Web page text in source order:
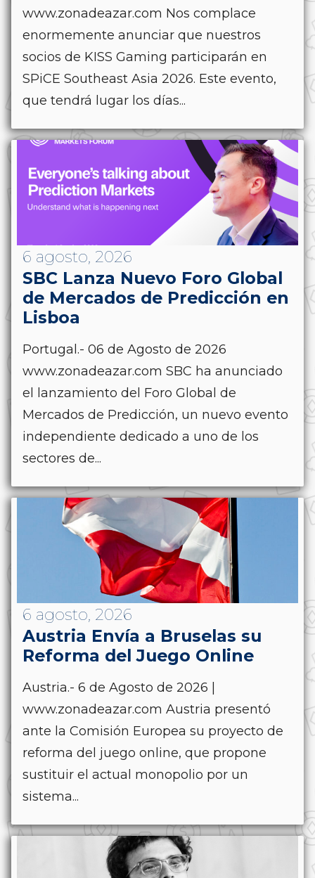
www.zonadeazar.com Nos complace
enormemente anunciar que nuestros
socios de KISS Gaming participarán en
SPiCE Southeast Asia 2026. Este evento,
que tendrá lugar los días...
6 agosto, 2026
SBC Lanza Nuevo Foro Global
de Mercados de Predicción en
Lisboa
Portugal.- 06 de Agosto de 2026
www.zonadeazar.com SBC ha anunciado
el lanzamiento del Foro Global de
Mercados de Predicción, un nuevo evento
independiente dedicado a uno de los
sectores de...
6 agosto, 2026
Austria Envía a Bruselas su
Reforma del Juego Online
Austria.- 6 de Agosto de 2026 |
www.zonadeazar.com Austria presentó
ante la Comisión Europea su proyecto de
reforma del juego online, que propone
sustituir el actual monopolio por un
sistema...